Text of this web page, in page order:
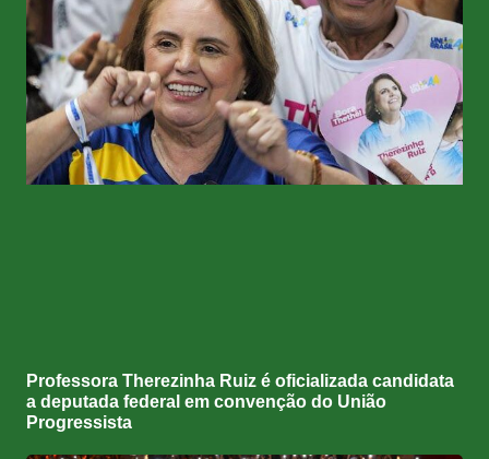
Professora Therezinha Ruiz é oficializada candidata
a deputada federal em convenção do União
Progressista